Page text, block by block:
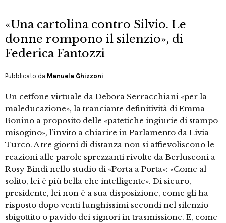
«Una cartolina contro Silvio. Le
donne rompono il silenzio», di
Federica Fantozzi
Pubblicato da Manuela Ghizzoni
Un ceffone virtuale da Debora Serracchiani «per la
maleducazione», la tranciante definitività di Emma
Bonino a proposito delle «patetiche ingiurie di stampo
misogino», l’invito a chiarire in Parlamento da Livia
Turco. A tre giorni di distanza non si affievoliscono le
reazioni alle parole sprezzanti rivolte da Berlusconi a
Rosy Bindi nello studio di «Porta a Porta»: «Come al
solito, lei è più bella che intelligente». Di sicuro,
presidente, lei non è a sua disposizione, come gli ha
risposto dopo venti lunghissimi secondi nel silenzio
sbigottito o pavido dei signori in trasmissione. E, come